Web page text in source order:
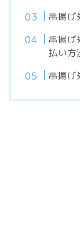
串揚げ
串揚げ
払い方
串揚